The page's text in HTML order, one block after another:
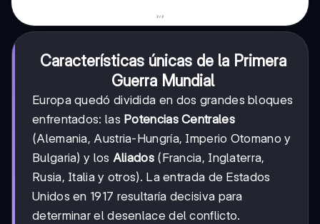
Características únicas de la Primera
Guerra Mundial
Europa quedó dividida en dos grandes bloques
enfrentados: las Potencias Centrales
(Alemania, Austria-Hungría, Imperio Otomano y
Bulgaria) y los Aliados(Francia, Inglaterra,
Rusia, Italia y otros). La entrada de Estados
Unidos en 1917 resultaría decisiva para
determinar el desenlace del conflicto.